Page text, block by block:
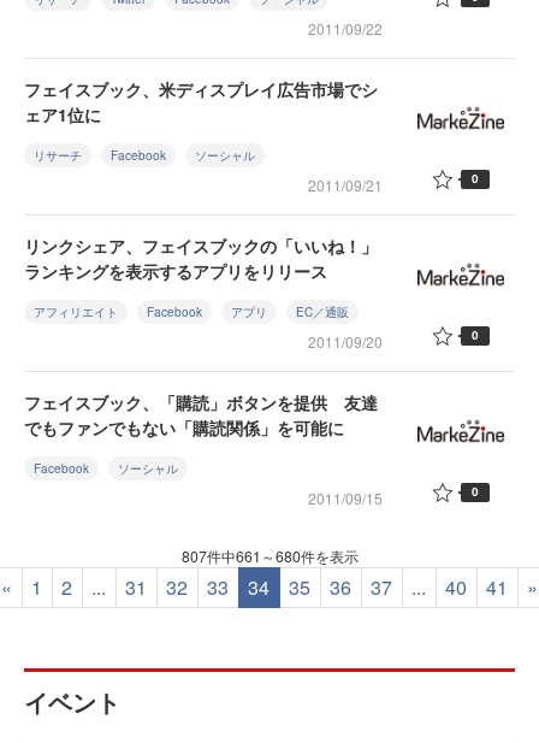
2011/09/22
フェイスブック、米ディスプレイ広告市場でシ
ェア1位に
リサーチ Facebook ソーシャル
2011/09/21 0
リンクシェア、フェイスブックの「いいね！」
ランキングを表示するアプリをリリース
アフィリエイト Facebook アプリ EC／通販
2011/09/20 0
フェイスブック、「購読」ボタンを提供 友達
でもファンでもない「購読関係」を可能に
Facebook ソーシャル
2011/09/15 0
807件中661～680件を表示
« 1 2 ... 31 32 33 34 35 36 37 ... 40 41 »
イベント